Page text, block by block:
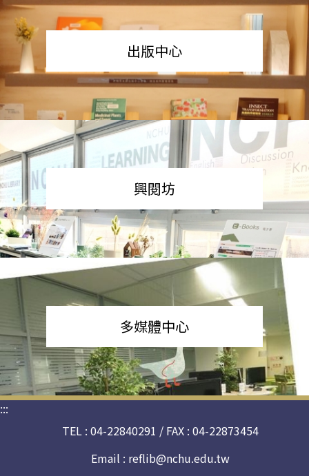
出版中心
興閱坊
多媒體中心
:::
TEL : 04-22840291 / FAX : 04-22873454
Email : reflib@nchu.edu.tw